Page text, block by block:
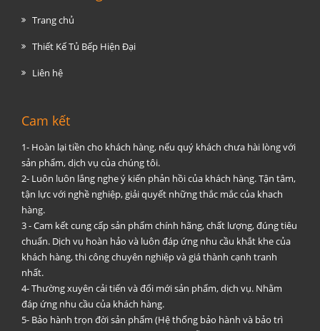
Trang chủ
Thiết Kế Tủ Bếp Hiện Đại
Liên hệ
Cam kết
1- Hoàn lại tiền cho khách hàng, nếu quý khách chưa hài lòng với
sản phẩm, dịch vụ của chúng tôi.
2- Luôn luôn lắng nghe ý kiến phản hồi của khách hàng. Tận tâm,
tận lực với nghề nghiệp, giải quyết những thắc mắc của khach
hàng.
3 - Cam kết cung cấp sản phẩm chính hãng, chất lượng, đúng tiêu
chuẩn. Dịch vụ hoàn hảo và luôn đáp ứng nhu cầu khắt khe của
khách hàng, thi công chuyên nghiệp và giá thành cạnh tranh
nhất.
4- Thường xuyên cải tiến và đổi mới sản phẩm, dịch vụ. Nhằm
đáp ứng nhu cầu của khách hàng.
5- Bảo hành trọn đời sản phẩm (Hệ thống bảo hành và bảo trì